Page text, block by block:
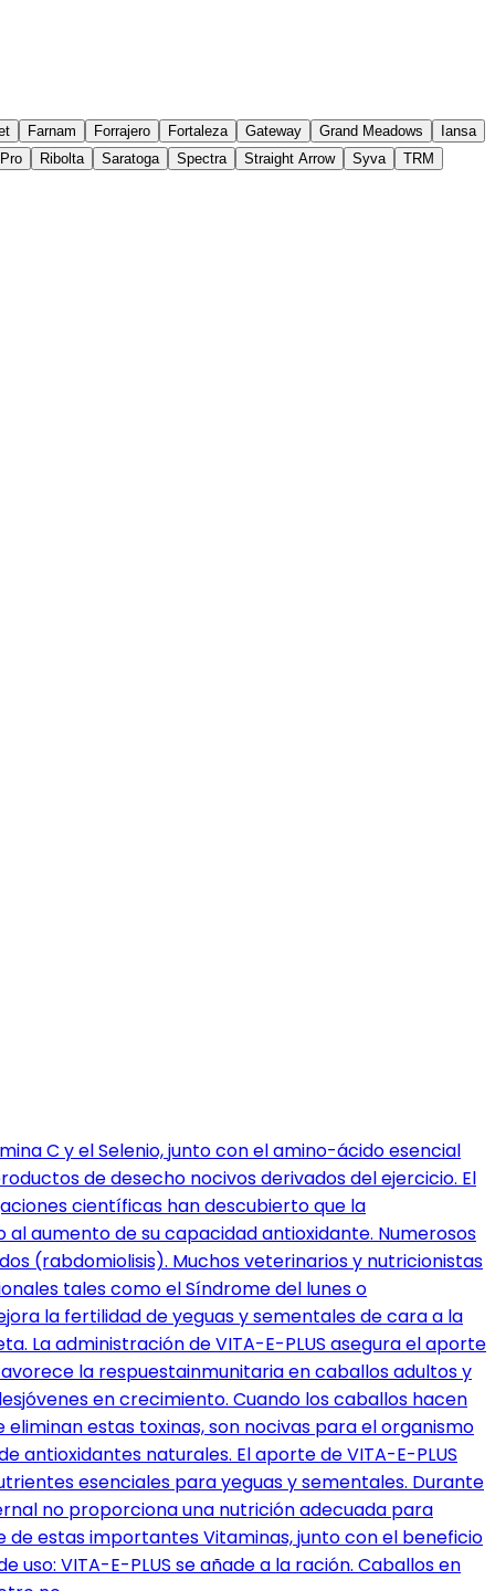
Farnam Forrajero Fortaleza Gateway Grand Meadows
Iansa
Ribolta Saratoga Spectra Straight Arrow Syva
TRM
C y el Selenio, junto con el amino-ácido esencial
de desecho nocivos derivados del ejercicio. El
científicas han descubierto que la
aumento de su capacidad antioxidante. Numerosos
(rabdomiolisis). Muchos veterinarios y nutricionistas
tales como el Síndrome del lunes o
la fertilidad de yeguas y sementales de cara a la
La administración de VITA-E-PLUS asegura el aporte
la respuestainmunitaria en caballos adultos y
en crecimiento. Cuando los caballos hacen
estas toxinas, son nocivas para el organismo
naturales. El aporte de VITA-E-PLUS
esenciales para yeguas y sementales. Durante
no proporciona una nutrición adecuada para
de estas importantes Vitaminas, junto con el beneficio
VITA-E-PLUS se añade a la ración. Caballos en